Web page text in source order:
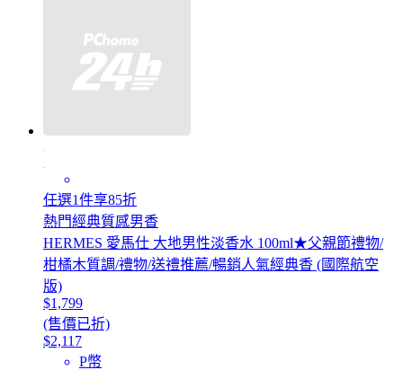
任選1件享85折
熱門經典質感男香
HERMES 愛馬仕 大地男性淡香水 100ml★父親節禮物/
柑橘木質調/禮物/送禮推薦/暢銷人氣經典香 (國際航空
版)
$1,799
(售價已折)
$2,117
P幣